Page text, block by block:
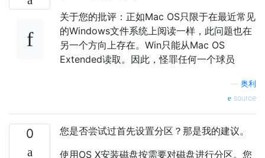
关于您的批评：正如Mac OS只限于在最近常见
的Windows文件系统上阅读一样，此问题也在
另一个方向上存在。Win只能从Mac OS
Extended读取。因此，怪罪任何一个球员
奥利
source
0
您是否尝试过首先设置分区？那是我的建议。
使用OS X安装磁盘按需要对磁盘进行分区。您